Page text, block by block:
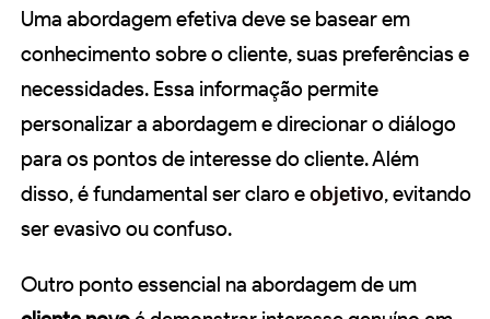
Uma abordagem efetiva deve se basear em
conhecimento sobre o cliente, suas preferências e
necessidades. Essa informação permite
personalizar a abordagem e direcionar o diálogo
para os pontos de interesse do cliente. Além
disso, é fundamental ser claro eobjetivo, evitando
ser evasivo ou confuso.
Outro ponto essencial na abordagem de um